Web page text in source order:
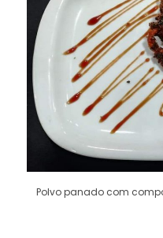
Polvo panado com